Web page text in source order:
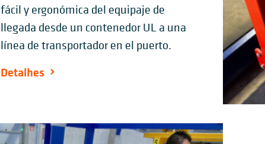
fácil y ergonómica del equipaje de
llegada desde un contenedor UL a una
línea de transportador en el puerto.
Detalhes